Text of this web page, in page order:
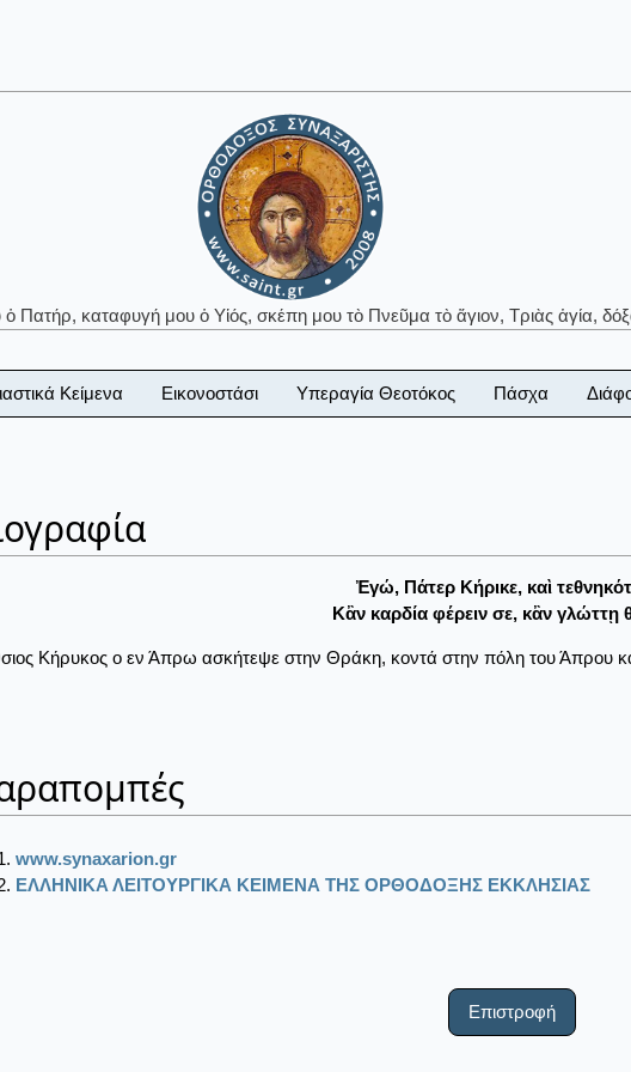
Πατήρ, καταφυγή μου ὁ Υἱός, σκέπη μου τὸ Πνεῦμα τὸ ἅγιον, Τριὰς ἁγία,
Κείμενα Εικονοστάσι Υπεραγία Θεοτόκος Πάσχα
Ἐγώ, Πάτερ Κήρικε, καὶ
Κἂν καρδία φέρειν σε, κἂν γλώττῃ
Κήρυκος ο εν Άπρω ασκήτεψε στην Θράκη, κοντά στην πόλη του Άπρου
www.synaxarion.gr
ΕΛΛΗΝΙΚΑ ΛΕΙΤΟΥΡΓΙΚΑ ΚΕΙΜΕΝΑ ΤΗΣ ΟΡΘΟΔΟΞΗΣ ΕΚΚΛΗΣΙΑΣ
Επιστροφή